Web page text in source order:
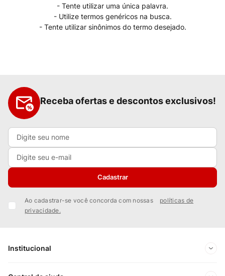
Tente utilizar uma única palavra.
Utilize termos genéricos na busca.
Tente utilizar sinônimos do termo desejado.
Receba ofertas e descontos exclusivos!
Cadastrar
Ao cadastrar-se você concorda com nossas
políticas de
privacidade.
Institucional
Sobre Nós